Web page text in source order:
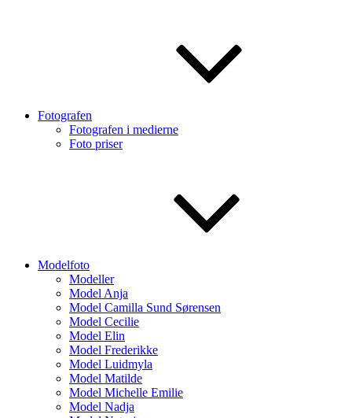
Fotografen
Fotografen i medierne
Foto priser
Modelfoto
Modeller
Model Anja
Model Camilla Sund Sørensen
Model Cecilie
Model Elin
Model Frederikke
Model Luidmyla
Model Matilde
Model Michelle Emilie
Model Nadja